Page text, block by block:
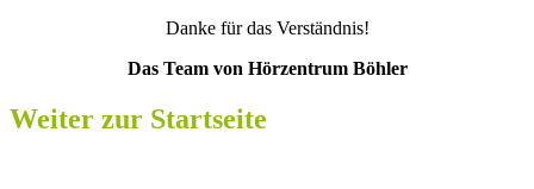
Danke für das Verständnis!
Das Team von Hörzentrum Böhler
Weiter zur Startseite